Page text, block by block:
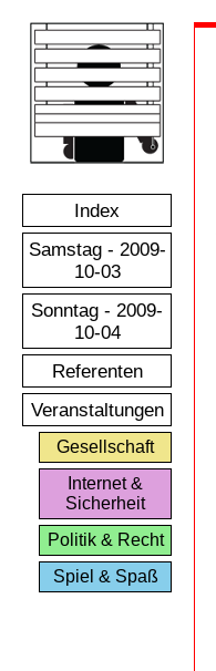
Index
Samstag - 2009-
10-03
Sonntag - 2009-
10-04
Referenten
Veranstaltungen
Gesellschaft
Internet &
Sicherheit
Politik & Recht
Spiel & Spaß